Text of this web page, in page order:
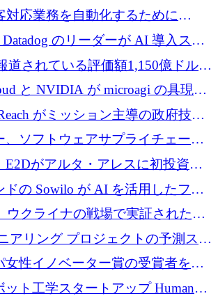
ロを調達
対応業務を自動化するために
のシードを確保
のリーダーが AI 導入スタ
Arrakis を支援
道されている評価額1,150億ドルで
株式売却を確認
と NVIDIA が microagi の具現化
野望を推進
がミッション主導の政府技術
してポートフォリオを拡大し ETG
、ソフトウェアサプライチェーン
するために265万ドルを確保
E2Dがアルタ・アレスに初投資、
術ファンドに5億ユーロを拠出
ドの Sowilo が AI を活用したファ
インテリジェンス プラットフォ
するためにプレシードを調達
ウクライナの戦場で実証された防
大するために5,000万ユーロの欧州
上げる
アリング プロジェクトの予測スタ
Cascade が a16z アクセラレータか
得
女性イノベーター賞の受賞者を紹
ト工学スタートアップ Humanoid